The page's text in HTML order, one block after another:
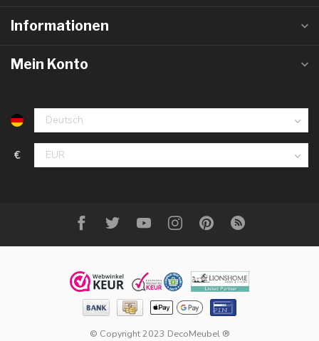
Informationen
Mein Konto
€
© Copyright 2023 DecoMeubel ®